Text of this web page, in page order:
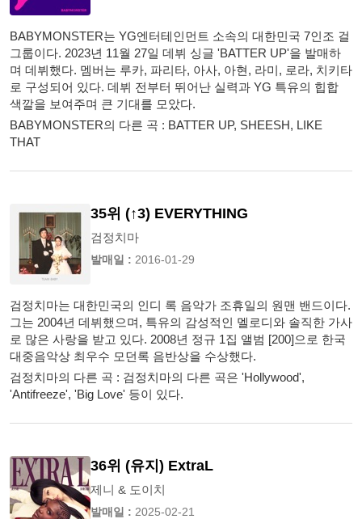
BABYMONSTER는 YG엔터테인먼트 소속의 대한민국 7인조 걸
그룹이다. 2023년 11월 27일 데뷔 싱글 'BATTER UP'을 발매하
며 데뷔했다. 멤버는 루카, 파리타, 아사, 아현, 라미, 로라, 치키타
로 구성되어 있다. 데뷔 전부터 뛰어난 실력과 YG 특유의 힙합
색깔을 보여주며 큰 기대를 모았다.
BABYMONSTER의 다른 곡 : BATTER UP, SHEESH, LIKE
THAT
35위 (↑3) EVERYTHING
검정치마
발매일 : 2016-01-29
검정치마는 대한민국의 인디 록 음악가 조휴일의 원맨 밴드이다.
그는 2004년 데뷔했으며, 특유의 감성적인 멜로디와 솔직한 가사
로 많은 사랑을 받고 있다. 2008년 정규 1집 앨범 [200]으로 한국
대중음악상 최우수 모던록 음반상을 수상했다.
검정치마의 다른 곡 : 검정치마의 다른 곡은 'Hollywood',
'Antifreeze', 'Big Love' 등이 있다.
36위 (유지) ExtraL
제니 & 도이치
발매일 : 2025-02-21